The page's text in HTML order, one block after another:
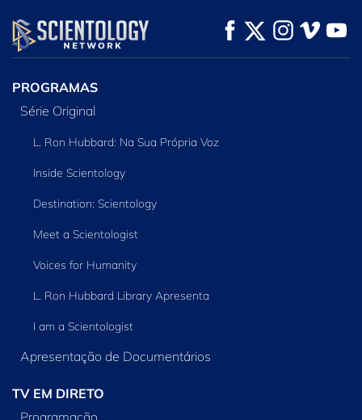
VEJA EXPLORE A SÉRIE
PROGRAMAS
Série Original
L. Ron Hubbard: Na Sua Própria Voz
Inside Scientology
Destination: Scientology
Meet a Scientologist
Voices for Humanity
L. Ron Hubbard Library Apresenta
I am a Scientologist
Apresentação de Documentários
TV EM DIRETO
Programação